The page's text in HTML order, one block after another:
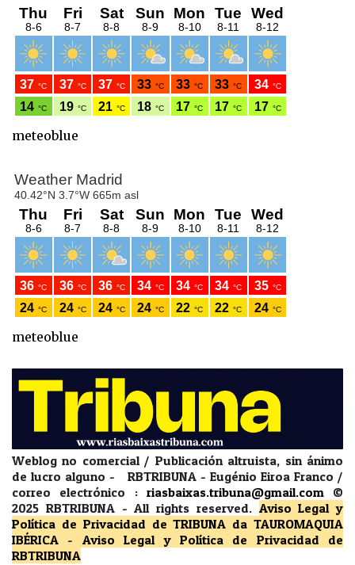
meteoblue
meteoblue
Weblog no comercial / Publicación altruista, sin ánimo
de lucro alguno - RBTRIBUNA - Eugénio Eiroa Franco /
correo electrónico : riasbaixas.tribuna@gmail.com
©
2025 RBTRIBUNA -All rights reserved. Aviso Legal y
Política de Privacidad de TRIBUNA da TAUROMAQUIA
IBÉRICA - Aviso Legal y Política de Privacidad
de
RBTRIBUNA